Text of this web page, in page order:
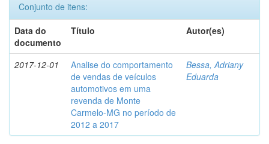
Conjunto de itens:
Data do
documento
Título Autor(es)
2017-12-01
Analise do comportamento
de vendas de veículos
automotivos em uma
revenda de Monte
Carmelo-MG no período de
2012 a 2017
Bessa, Adriany
Eduarda